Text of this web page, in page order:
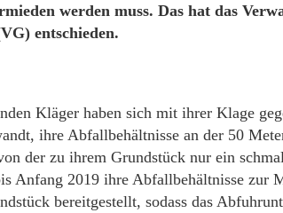
werden muss. Das hat das
entschieden.
Kläger haben sich mit ihrer Klage
ihre Abfallbehältnisse an der 50
der zu ihrem Grundstück nur ein
Anfang 2019 ihre Abfallbehältnisse zur
bereitgestellt, sodass das